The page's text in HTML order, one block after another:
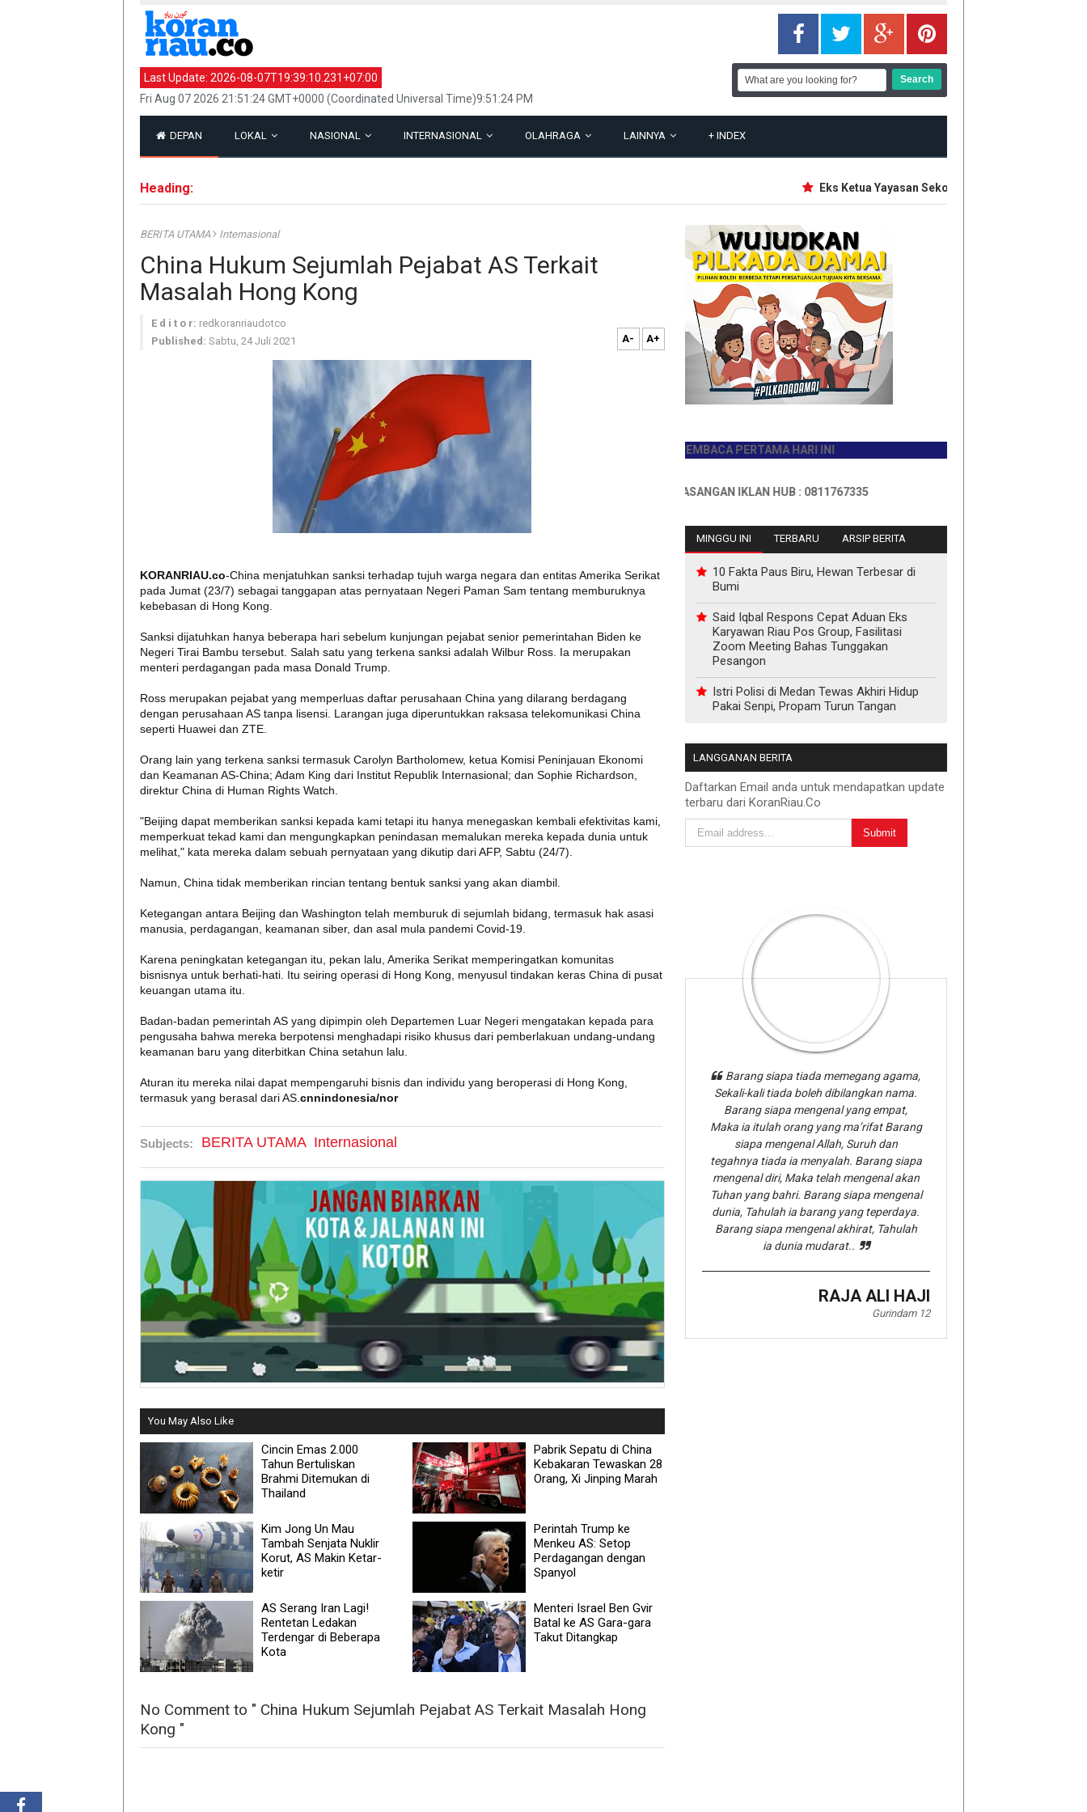
Last Update: 2026-08-07T19:39:10.231+07:00
Fri Aug 07 2026 21:51:24 GMT+0000 (Coordinated Universal Time)9:51:24 PM
DEPAN LOKAL NASIONAL INTERNASIONAL OLAHRAGA LAINNYA + INDEX
Heading: Eks Ketua Yayasan Sekolah Jaksel Bakal Diperiksa
BERITA UTAMA Internasional
China Hukum Sejumlah Pejabat AS Terkait
Masalah Hong Kong
E d i t o r: redkoranriaudotco
Published: Sabtu, 24 Juli 2021 A- A+
KORANRIAU.co-China menjatuhkan sanksi terhadap tujuh warga negara dan entitas Amerika Serikat
pada Jumat (23/7) sebagai tanggapan atas pernyataan Negeri Paman Sam tentang memburuknya
kebebasan di Hong Kong.
Sanksi dijatuhkan hanya beberapa hari sebelum kunjungan pejabat senior pemerintahan Biden ke
Negeri Tirai Bambu tersebut. Salah satu yang terkena sanksi adalah Wilbur Ross. Ia merupakan
menteri perdagangan pada masa Donald Trump.
Ross merupakan pejabat yang memperluas daftar perusahaan China yang dilarang berdagang
dengan perusahaan AS tanpa lisensi. Larangan juga diperuntukkan raksasa telekomunikasi China
seperti Huawei dan ZTE.
Orang lain yang terkena sanksi termasuk Carolyn Bartholomew, ketua Komisi Peninjauan Ekonomi
dan Keamanan AS-China; Adam King dari Institut Republik Internasional; dan Sophie Richardson,
direktur China di Human Rights Watch.
"Beijing dapat memberikan sanksi kepada kami tetapi itu hanya menegaskan kembali efektivitas kami,
memperkuat tekad kami dan mengungkapkan penindasan memalukan mereka kepada dunia untuk
melihat," kata mereka dalam sebuah pernyataan yang dikutip dari AFP, Sabtu (24/7).
Namun, China tidak memberikan rincian tentang bentuk sanksi yang akan diambil.
Ketegangan antara Beijing dan Washington telah memburuk di sejumlah bidang, termasuk hak asasi
manusia, perdagangan, keamanan siber, dan asal mula pandemi Covid-19.
Karena peningkatan ketegangan itu, pekan lalu, Amerika Serikat memperingatkan komunitas
bisnisnya untuk berhati-hati. Itu seiring operasi di Hong Kong, menyusul tindakan keras China di pusat
keuangan utama itu.
Badan-badan pemerintah AS yang dipimpin oleh Departemen Luar Negeri mengatakan kepada para
pengusaha bahwa mereka berpotensi menghadapi risiko khusus dari pemberlakuan undang-undang
keamanan baru yang diterbitkan China setahun lalu.
Aturan itu mereka nilai dapat mempengaruhi bisnis dan individu yang beroperasi di Hong Kong,
termasuk yang berasal dari AS. cnnindonesia/nor
Subjects: BERITA UTAMA Internasional
You May Also Like
Cincin Emas 2.000
Tahun Bertuliskan
Brahmi Ditemukan di
Thailand
Pabrik Sepatu di China
Kebakaran Tewaskan 28
Orang, Xi Jinping Marah
Kim Jong Un Mau
Tambah Senjata Nuklir
Korut, AS Makin Ketar-
ketir
Perintah Trump ke
Menkeu AS: Setop
Perdagangan dengan
Spanyol
AS Serang Iran Lagi!
Rentetan Ledakan
Terdengar di Beberapa
Kota
Menteri Israel Ben Gvir
Batal ke AS Gara-gara
Takut Ditangkap
No Comment to " China Hukum Sejumlah Pejabat AS Terkait Masalah Hong
Kong "
JADILAH PEMBACA PERTAMA HARI INI
INFO PEMASANGAN IKLAN HUB : 0811767335
MINGGU INI TERBARU ARSIP BERITA
10 Fakta Paus Biru, Hewan Terbesar di
Bumi
Said Iqbal Respons Cepat Aduan Eks
Karyawan Riau Pos Group, Fasilitasi
Zoom Meeting Bahas Tunggakan
Pesangon
Istri Polisi di Medan Tewas Akhiri Hidup
Pakai Senpi, Propam Turun Tangan
LANGGANAN BERITA
Daftarkan Email anda untuk mendapatkan update
terbaru dari KoranRiau.Co
Barang siapa tiada memegang agama,
Sekali-kali tiada boleh dibilangkan nama.
Barang siapa mengenal yang empat,
Maka ia itulah orang yang ma’rifat Barang
siapa mengenal Allah, Suruh dan
tegahnya tiada ia menyalah. Barang siapa
mengenal diri, Maka telah mengenal akan
Tuhan yang bahri. Barang siapa mengenal
dunia, Tahulah ia barang yang teperdaya.
Barang siapa mengenal akhirat, Tahulah
ia dunia mudarat..
RAJA ALI HAJI
Gurindam 12